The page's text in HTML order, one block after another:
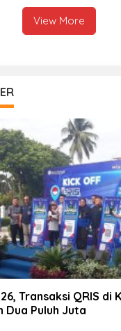
View More
Transaksi QRIS di
Dua Puluh Juta